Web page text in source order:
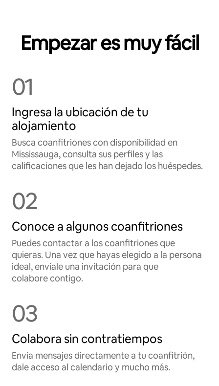
Empezar es muy fácil
01
Ingresa la ubicación de tu
alojamiento
Busca coanfitriones con disponibilidad en
Mississauga, consulta sus perfiles y las
calificaciones que les han dejado los huéspedes.
02
Conoce a algunos coanfitriones
Puedes contactar a los coanfitriones que
quieras. Una vez que hayas elegido a la persona
ideal, envíale una invitación para que
colabore contigo.
03
Colabora sin contratiempos
Envía mensajes directamente a tu coanfitrión,
dale acceso al calendario y mucho más.